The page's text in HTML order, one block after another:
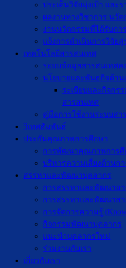
ประเด็นวิจัยมุ่งเป้า และ
ผลงานทางวิชาการ นวั
งานนวัตกรรมที่ได้รับกา
แจ้งการดำเนินการวิจัยสู่
เทคโนโลยีสารสนเทศ
ระบบข้อมูลสารสนเทศ
นโยบายและพันธกิจด้าน
ระเบียบและกิจกร
สารสนเทศ
คู่มือการใช้งานระบบสา
วิเทศสัมพันธ์
ประกันคุณภาพการศึกษา
การพัฒนาคุณภาพการศึ
บริหารความเสี่ยงด้านก
สรรหาและพัฒนาบุคลากร
การสรรหาและพัฒนาอา
การสรรหาและพัฒนาส
การจัดการความรู้
กิจกรรมพัฒนาบุคลากร
แนะนำบุคลากรใหม่
ร่วมงานกับเรา
เกี่ยวกับเรา